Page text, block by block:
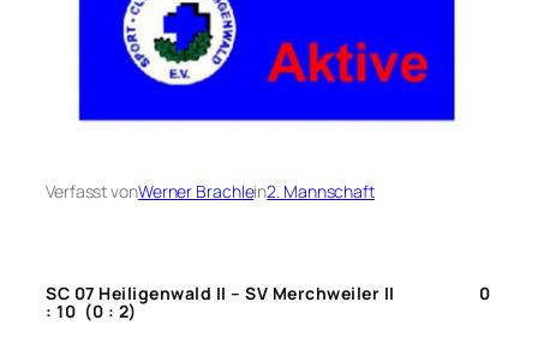
Verfasst vonWerner Brachlein2. Mannschaft
SC 07 Heiligenwald II – SV Merchweiler II 0
: 10 (0 : 2)